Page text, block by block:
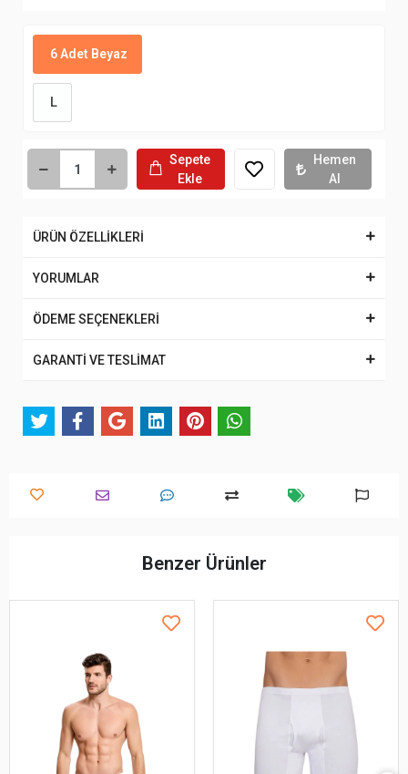
6 Adet Beyaz
L
Sepete
Ekle
Hemen
Al
ÜRÜN ÖZELLİKLERİ
YORUMLAR
ÖDEME SEÇENEKLERİ
GARANTİ VE TESLİMAT
Benzer Ürünler